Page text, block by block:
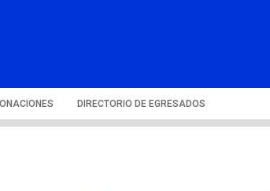
DIRECTORIO DE EGRESADOS